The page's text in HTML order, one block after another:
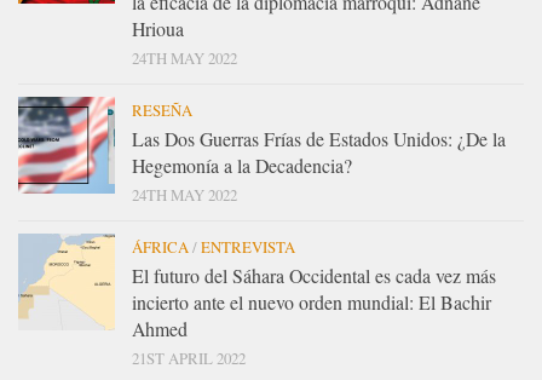
Hrioua
24TH MAY 2022
RESEÑA
Las Dos Guerras Frías de Estados Unidos: ¿De la
Hegemonía a la Decadencia?
24TH MAY 2022
ÁFRICA/ENTREVISTA
El futuro del Sáhara Occidental es cada vez más
incierto ante el nuevo orden mundial: El Bachir
Ahmed
21ST APRIL 2022